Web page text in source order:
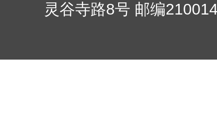
灵谷寺路8号 邮编